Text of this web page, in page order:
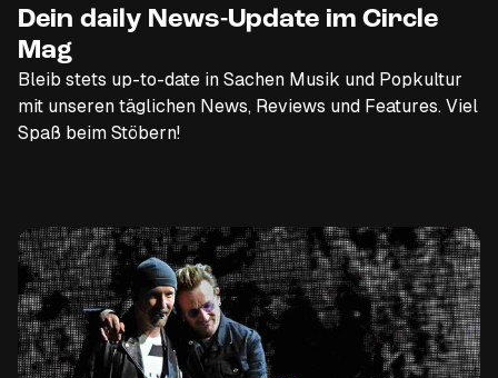
Dein daily News-Update im Circle
Mag
Bleib stets up-to-date in Sachen Musik und Popkultur
mit unseren täglichen News, Reviews und Features. Viel
Spaß beim Stöbern!